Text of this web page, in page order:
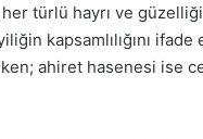
türlü hayrı ve
kapsamlılığını ifade
ahiret hasenesi ise